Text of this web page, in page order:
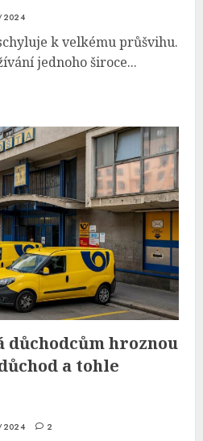
2024
k velkému průšvihu.
jednoho široce...
důchodcům hroznou
a tohle
2024 2